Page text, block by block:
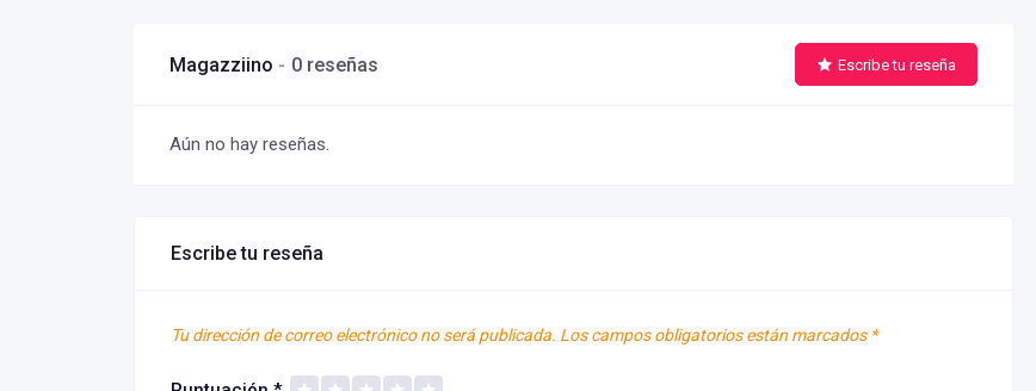
Magazziino 0 reseñas Escribe tu reseña
Aún no hay reseñas.
Escribe tu reseña
Tu dirección de correo electrónico no será publicada. Los campos obligatorios están marcados *